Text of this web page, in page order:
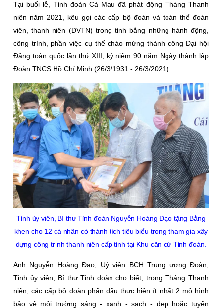
Tại buổi lễ, Tỉnh đoàn Cà Mau đã phát động Tháng Thanh
niên năm 2021, kêu gọi các cấp bộ đoàn và toàn thể đoàn
viên, thanh niên (ĐVTN) trong tỉnh bằng những hành động,
công trình, phần việc cụ thể chào mừng thành công Đại hội
Đảng toàn quốc lần thứ XIII, kỷ niệm 90 năm Ngày thành lập
Đoàn TNCS Hồ Chí Minh (26/3/1931 - 26/3/2021).
Tỉnh ủy viên, Bí thư Tỉnh đoàn Nguyễn Hoàng Đạo tặng Bằng
khen cho 12 cá nhân có thành tích tiêu biểu trong tham gia xây
dựng công trình thanh niên cấp tỉnh tại Khu căn cứ Tỉnh đoàn.
Anh Nguyễn Hoàng Đạo, Uỷ viên BCH Trung ương Đoàn,
Tỉnh ủy viên, Bí thư Tỉnh đoàn cho biết, trong Tháng Thanh
niên, các cấp bộ đoàn phấn đấu thực hiện ít nhất 2 mô hình
bảo vệ môi trường sáng - xanh - sạch - đẹp hoặc tuyến